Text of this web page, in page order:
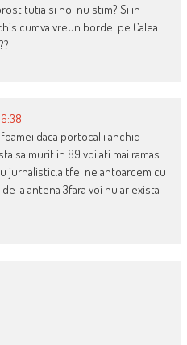
si noi nu stim? Si in
cumva vreun bordel pe Calea
daca portocalii anchid
sa murit in 89.voi ati mai ramas
jurnalistic.altfel ne antoarcem cu
la antena 3fara voi nu ar exista